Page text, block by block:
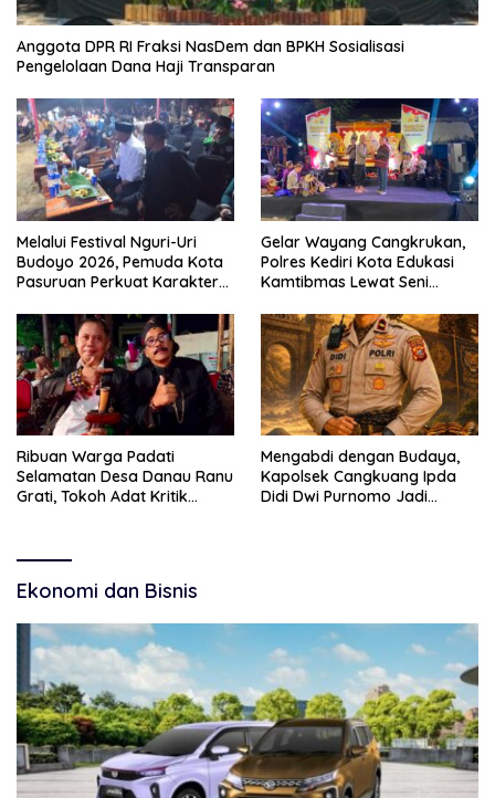
Anggota DPR RI Fraksi NasDem dan BPKH Sosialisasi
Pengelolaan Dana Haji Transparan
Melalui Festival Nguri-Uri
Budoyo 2026, Pemuda Kota
Pasuruan Perkuat Karakter
Narkoba
Gelar Wayang Cangkrukan,
Polres Kediri Kota Edukasi
Kamtibmas Lewat Seni
Ribuan Warga Padati
Selamatan Desa Danau Ranu
Grati, Tokoh Adat Kritik
Mengabdi dengan Budaya,
Kapolsek Cangkuang Ipda
Didi Dwi Purnomo Jadi
Ekonomi dan Bisnis